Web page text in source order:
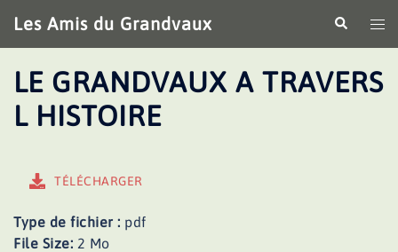
au
contenu
Les Amis du Grandvaux
le
LE GRANDVAUX A TRAVERS
L HISTOIRE
TÉLÉCHARGER
Type de fichier : pdf
File Size: 2 Mo